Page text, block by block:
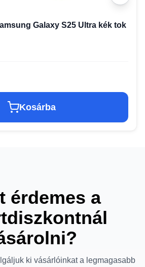
Galaxy S25 Ultra kék tok
Kosárba
érdemes a
ki vásárlóinkat a legmagasabb